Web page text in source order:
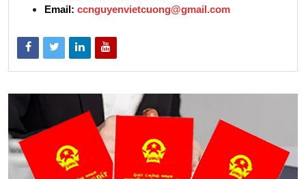
Email: ccnguyenvietcuong@gmail.com